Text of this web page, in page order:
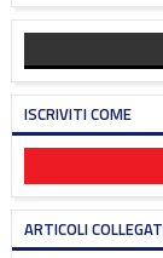
ISCRIVITI COME
ARTICOLI